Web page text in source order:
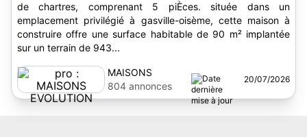
de chartres, comprenant 5 piÈces. située dans un
emplacement privilégié à gasville-oisème, cette maison à
construire offre une surface habitable de 90 m² implantée
sur un terrain de 943...
MAISONS
EVOLUTION
804 annonces
20/07/2026